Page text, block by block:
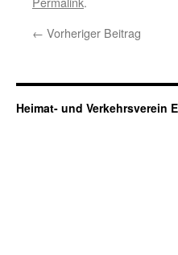
← Vorheriger Beitrag
Heimat- und Verkehrsverein